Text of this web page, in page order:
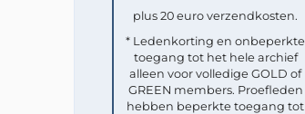
plus 20 euro verzendkosten.
* Ledenkorting en onbeperkte
toegang tot het hele archief
alleen voor volledige GOLD of
GREEN members. Proefleden
hebben beperkte toegang tot